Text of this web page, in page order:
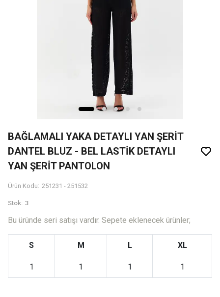
BAĞLAMALI YAKA DETAYLI YAN ŞERİT
DANTEL BLUZ - BEL LASTİK DETAYLI
YAN ŞERİT PANTOLON
Ürün Kodu: 251231 - 251532
Stok: 3
Bu üründe seri satışı vardır. Sepete eklenecek ürünler;
S M L XL
1 1 1 1